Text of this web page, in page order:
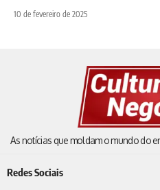
10 de fevereiro de 2025
As notícias que moldam o mundo do
Redes Sociais